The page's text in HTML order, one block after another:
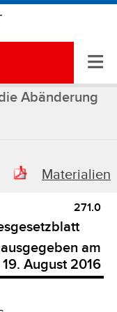
≡
Abänderung
Materialien